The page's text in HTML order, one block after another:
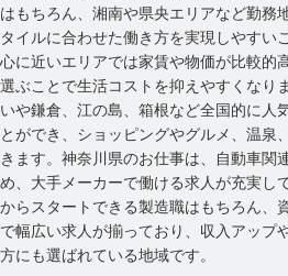
はもちろん、湘南や県央エリアなど勤務
タイルに合わせた働き方を実現しやすい
心に近いエリアでは家賃や物価が比較的
選ぶことで生活コストを抑えやすくなり
いや鎌倉、江の島、箱根など全国的に人
とができ、ショッピングやグルメ、温泉
きます。神奈川県のお仕事は、自動車関
め、大手メーカーで働ける求人が充実し
からスタートできる製造職はもちろん、
で幅広い求人が揃っており、収入アップ
方にも選ばれている地域です。